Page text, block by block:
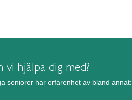
vi hjälpa dig med?
seniorer har erfarenhet av bland annat: